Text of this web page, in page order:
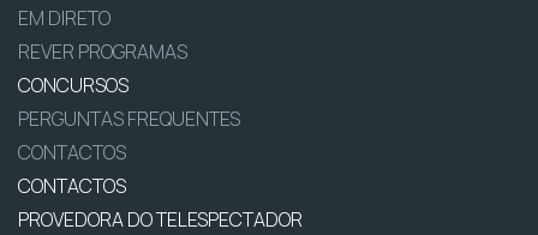
EM DIRETO
REVER PROGRAMAS
CONCURSOS
PERGUNTAS FREQUENTES
CONTACTOS
CONTACTOS
PROVEDORA DO TELESPECTADOR